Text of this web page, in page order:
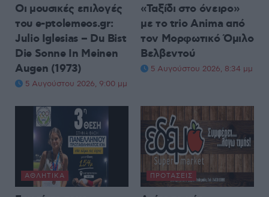
Οι μουσικές επιλογές
του e-ptolemeos.gr:
Julio Iglesias – Du Bist
Die Sonne In Meinen
Augen (1973)
5 Αυγούστου 2026, 9:00 μμ
«Ταξίδι στο όνειρο»
με το trio Anima από
τον Μορφωτικό Όμιλο
Βελβεντού
5 Αυγούστου 2026, 8:34 μμ
ΑΘΛΗΤΙΚΆ ΠΡΟΤΆΣΕΙΣ